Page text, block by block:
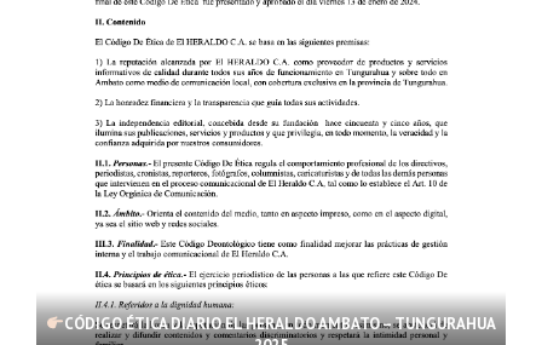
CÓDIGO ÉTICA DIARIO EL HERALDO AMBATO – TUNGURAHUA